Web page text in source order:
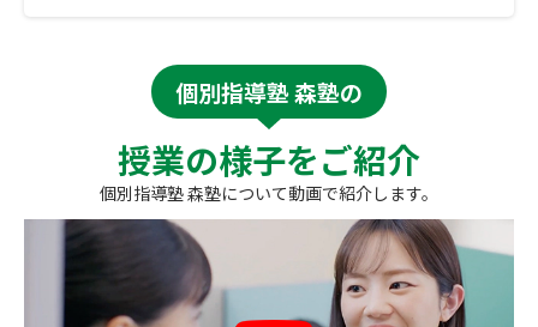
個別指導塾 森塾の
授業の様子をご紹介
個別指導塾 森塾について動画で紹介します。